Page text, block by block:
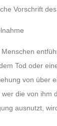
Vorschrift
Tod oder
von über
wer die von ihm
ausnutzt,